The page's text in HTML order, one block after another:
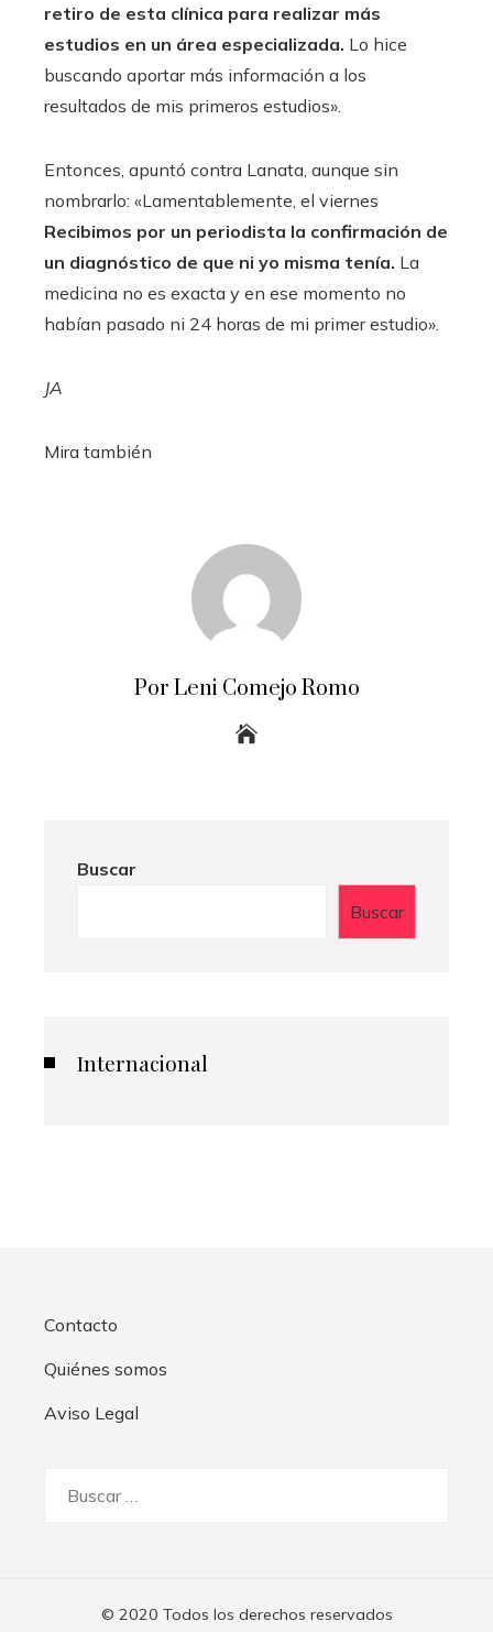
retiro de esta clínica para realizar más
estudios en un área especializada. Lo hice
buscando aportar más información a los
resultados de mis primeros estudios».
Entonces, apuntó contra Lanata, aunque sin
nombrarlo: «Lamentablemente, el viernes
Recibimos por un periodista la confirmación de
un diagnóstico de que ni yo misma tenía. La
medicina no es exacta y en ese momento no
habían pasado ni 24 horas de mi primer estudio».
JA
Mira también
Por Leni Comejo Romo
Buscar
Buscar
Internacional
Contacto
Quiénes somos
Aviso Legal
© 2020 Todos los derechos reservados